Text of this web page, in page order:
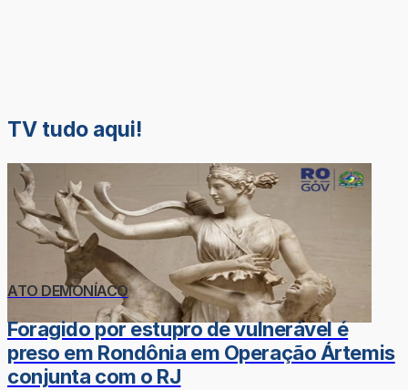
TV tudo aqui!
ATO DEMONÍACO
Foragido por estupro de vulnerável é
preso em Rondônia em Operação Ártemis
conjunta com o RJ